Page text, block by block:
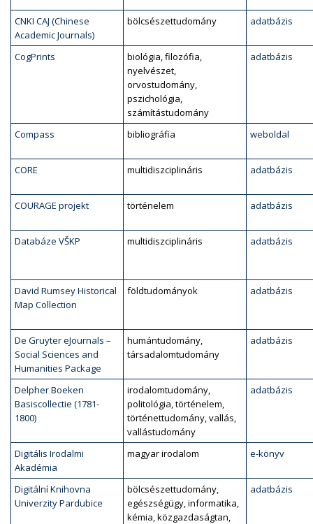
CNKI CAJ (Chinese
Academic Journals)
bölcsészettudomány adatbázis
CogPrints
biológia, filozófia,
nyelvészet,
orvostudomány,
pszichológia,
számítástudomány
adatbázis
Compass bibliográfia weboldal
CORE multidiszciplináris adatbázis
COURAGE projekt történelem adatbázis
Databáze VŠKP multidiszciplináris adatbázis
David Rumsey Historical
Map Collection
földtudományok adatbázis
De Gruyter eJournals –
Social Sciences and
Humanities Package
humántudomány,
társadalomtudomány
adatbázis
Delpher Boeken
Basiscollectie (1781-
1800)
irodalomtudomány,
politológia, történelem,
történettudomány, vallás,
vallástudomány
adatbázis
Digitális Irodalmi
Akadémia
magyar irodalom e-könyv
Digitální Knihovna
Univerzity Pardubice
bölcsészettudomány,
egészségügy, informatika,
kémia, közgazdaságtan,
adatbázis